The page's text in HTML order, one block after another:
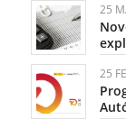
25
25